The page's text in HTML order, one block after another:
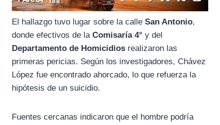
El hallazgo tuvo lugar sobre la calle San Antonio,
donde efectivos de la Comisaría 4° y del
Departamento de Homicidios realizaron las
primeras pericias. Según los investigadores, Chávez
López fue encontrado ahorcado, lo que refuerza la
hipótesis de un suicidio.
Fuentes cercanas indicaron que el hombre podría